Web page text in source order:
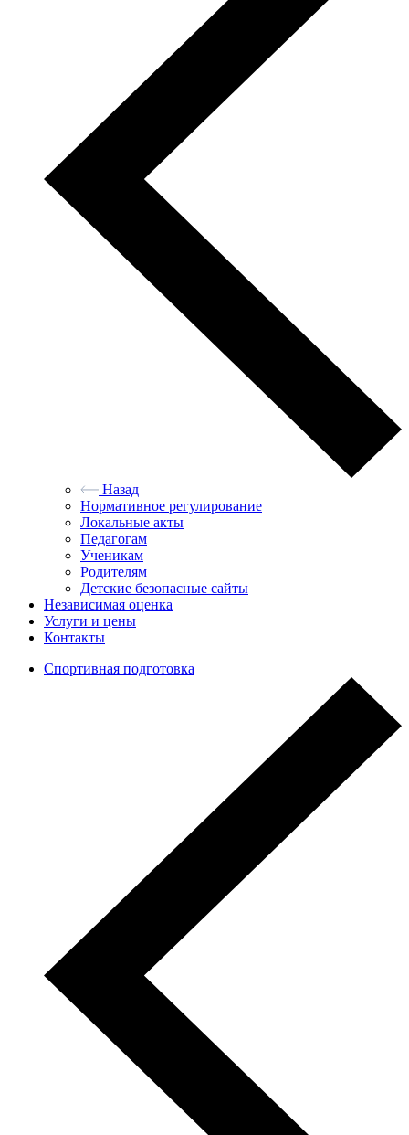
Назад
Нормативное регулирование
Локальные акты
Педагогам
Ученикам
Родителям
Детские безопасные сайты
Независимая оценка
Услуги и цены
Контакты
Спортивная подготовка